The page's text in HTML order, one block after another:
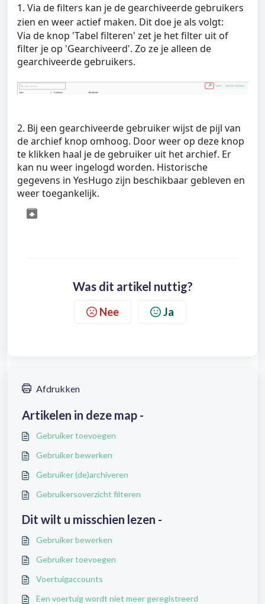
1. Via de filters kan je de gearchiveerde gebruikers
zien en weer actief maken. Dit doe je als volgt:
Via de knop 'Tabel filteren' zet je het filter uit of
filter je op 'Gearchiveerd'. Zo ze je alleen de
gearchiveerde gebruikers.
2. Bij een gearchiveerde gebruiker wijst de pijl van
de archief knop omhoog. Door weer op deze knop
te klikken haal je de gebruiker uit het archief. Er
kan nu weer ingelogd worden. Historische
gegevens in YesHugo zijn beschikbaar gebleven en
weer toegankelijk.
Was dit artikel nuttig?
Nee Ja
Afdrukken
Artikelen in deze map -
Gebruiker toevoegen
Gebruiker bewerken
Gebruiker (de)archiveren
Gebruikersoverzicht filteren
Dit wilt u misschien lezen -
Gebruiker bewerken
Gebruiker toevoegen
Voertuigaccounts
Een voertuig wordt niet meer geregistreerd